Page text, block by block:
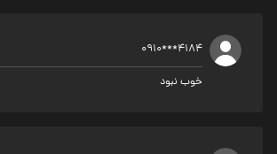
0910***4184
خوب نبود